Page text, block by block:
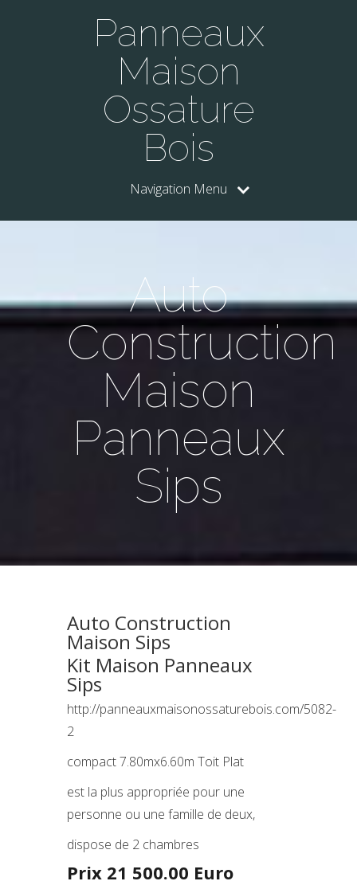
Panneaux
Maison
Ossature
Bois
Navigation Menu
Auto
Construction
Maison
Panneaux
Sips
Auto Construction
Maison Sips
Kit Maison Panneaux
Sips
http://panneauxmaisonossaturebois.com/5082-
2
compact 7.80mx6.60m Toit Plat
est la plus appropriée pour une
personne ou une famille de deux,
dispose de 2 chambres
Prix 21 500.00 Euro